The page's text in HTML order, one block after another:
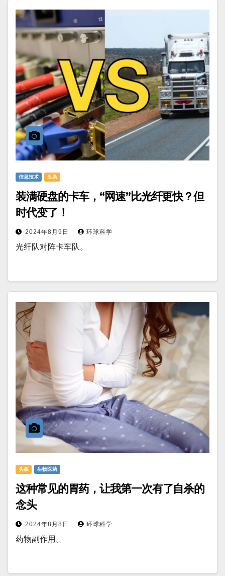
信息技术 头条
装满硬盘的卡车，“网速”比光纤更快？但
时代变了！
2024年8月9日 环球科学
光纤队对阵卡车队。
头条 生物医药
这种常见的胃药，让我第一次有了自杀的
念头
2024年8月8日 环球科学
药物副作用。